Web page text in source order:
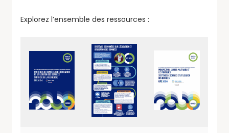
Explorez l’ensemble des ressources :